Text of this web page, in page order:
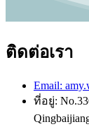
ติดต่อเรา
Email:
ที่อยู่: